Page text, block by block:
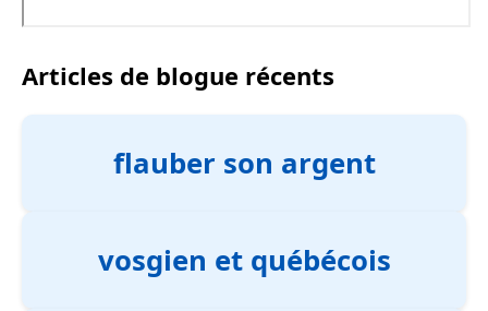
Articles de blogue récents
flauber son argent
vosgien et québécois